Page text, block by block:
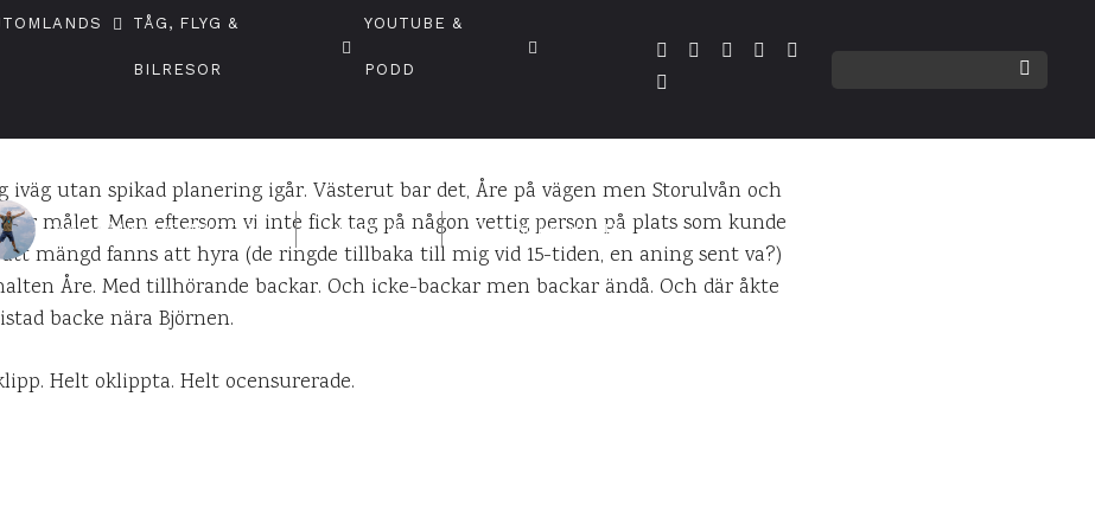
TÅG, FLYG &
BILRESOR
YOUTUBE &
PODD
Vid Björnen vi vrålade
DANIEL PÅ UPPLEVELSEBLOGGEN 1 MARS 2010 3 KOMMENTARER
iväg utan spikad planering igår. Västerut bar det, Åre på vägen men Storulvån och
målet. Men eftersom vi inte fick tag på någon vettig person på plats som kunde
mängd fanns att hyra (de ringde tillbaka till mig vid 15-tiden, en aning sent va?)
Åre. Med tillhörande backar. Och icke-backar men backar ändå. Och där åkte
backe nära Björnen.
Helt oklippta. Helt ocensurerade.